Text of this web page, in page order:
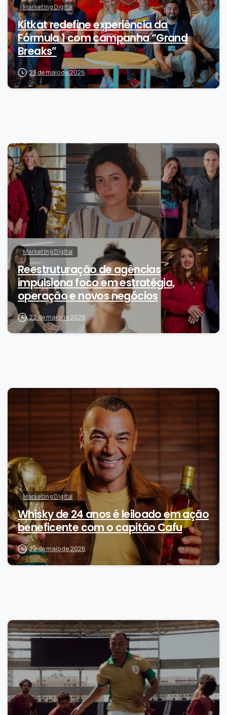
Marketing Digital
Kitkat redefine experiência da
Fórmula 1 com campanha “Grand
Breaks”
23 de maio de 2026
0
Marketing Digital
Reestruturação de agências
impulsiona foco em estratégia,
operação e novos negócios
22 de maio de 2026
Marketing Digital
Whisky de 24 anos é leiloado em ação
beneficente com o capitão Cafu
22 de maio de 2026